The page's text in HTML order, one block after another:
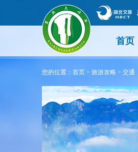
首页
您的位置： 首页 > 旅游攻略 > 交通